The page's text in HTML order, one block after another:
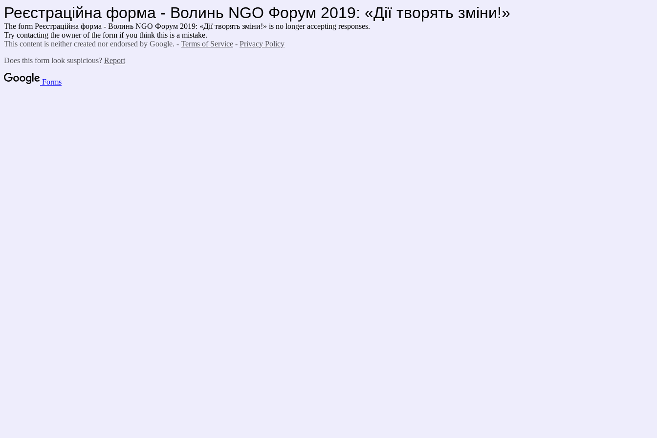
Реєстраційна форма - Волинь NGO Форум 2019: «Дії творять зміни!»
The form Реєстраційна форма - Волинь NGO Форум 2019: «Дії творять зміни!» is no longer accepting responses.
Try contacting the owner of the form if you think this is a mistake.
This content is neither created nor endorsed by Google. - Terms of Service - Privacy Policy
Does this form look suspicious? Report
Forms